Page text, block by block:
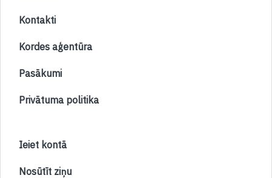
Kontakti
Kordes aģentūra
Pasākumi
Privātuma politika
Ieiet kontā
Nosūtīt ziņu